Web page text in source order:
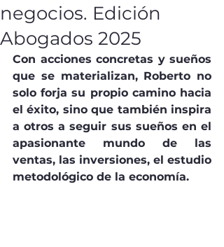
negocios. Edición
Abogados 2025
Con acciones concretas y sueños
que se materializan, Roberto no
solo forja su propio camino hacia
el éxito, sino que también inspira
a otros a seguir sus sueños en el
apasionante mundo de las
ventas, las inversiones, el estudio
metodológico de la economía.